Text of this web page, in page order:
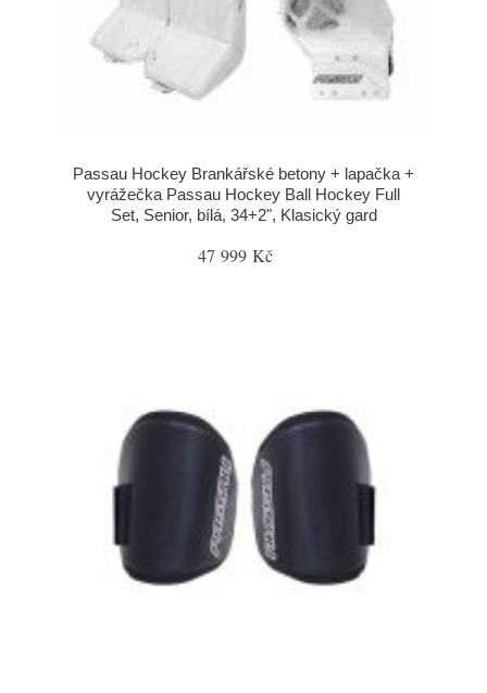
Passau Hockey Brankářské betony + lapačka +
vyrážečka Passau Hockey Ball Hockey Full
Set, Senior, bílá, 34+2", Klasický gard
47 999 Kč